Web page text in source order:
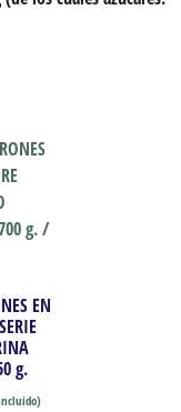
EN
g.